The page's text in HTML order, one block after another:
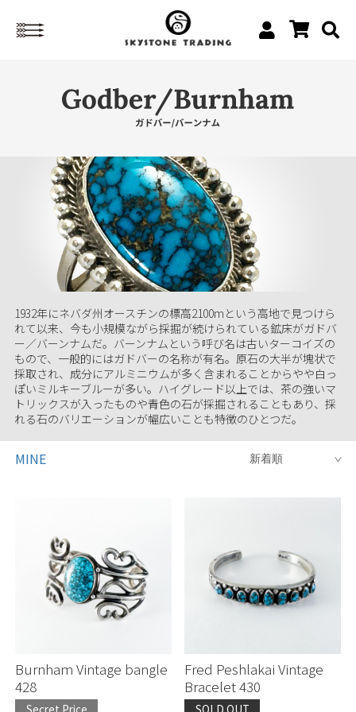
1932年にネバダ州オースチンの標高2100mという高地で見つけら
れて以来、今も小規模ながら採掘が続けられている鉱床がガドバ
ー／バーンナムだ。バーンナムという呼び名は古いターコイズの
もので、一般的にはガドバーの名称が有名。原石の大半が塊状で
採取され、成分にアルミニウムが多く含まれることからやや白っ
ぽいミルキーブルーが多い。ハイグレード以上では、茶の強いマ
トリックスが入ったものや青色の石が採掘されることもあり、採
れる石のバリエーションが幅広いことも特徴のひとつだ。
MINE
Burnham Vintage bangle
428
Secret Price
Fred Peshlakai Vintage
Bracelet 430
SOLD OUT